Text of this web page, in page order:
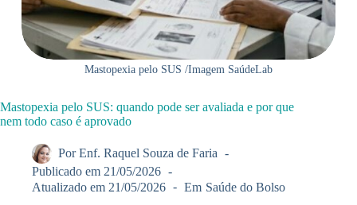
Mastopexia pelo SUS /Imagem SaúdeLab
Mastopexia pelo SUS: quando pode ser avaliada e por que
nem todo caso é aprovado
Por Enf. Raquel Souza de Faria
Publicado em 21/05/2026
Atualizado em 21/05/2026 Em Saúde do Bolso